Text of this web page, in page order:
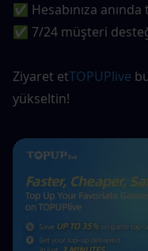
✅ Hesabınıza
✅ 7/24 müşteri
Ziyaret etTOPUPlive
yükseltin!